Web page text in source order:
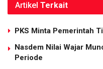
Artikel Terkait
PKS Minta Pemerintah
Nasdem Nilai Wajar
Periode